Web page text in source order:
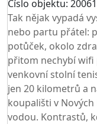
Číslo objektu:
Tak nějak vypadá
nebo partu přátel:
potůček, okolo
přitom nechybí wifi
venkovní stolní
jen 20 kilometrů a
koupališti v
vodou. Kontrastů,